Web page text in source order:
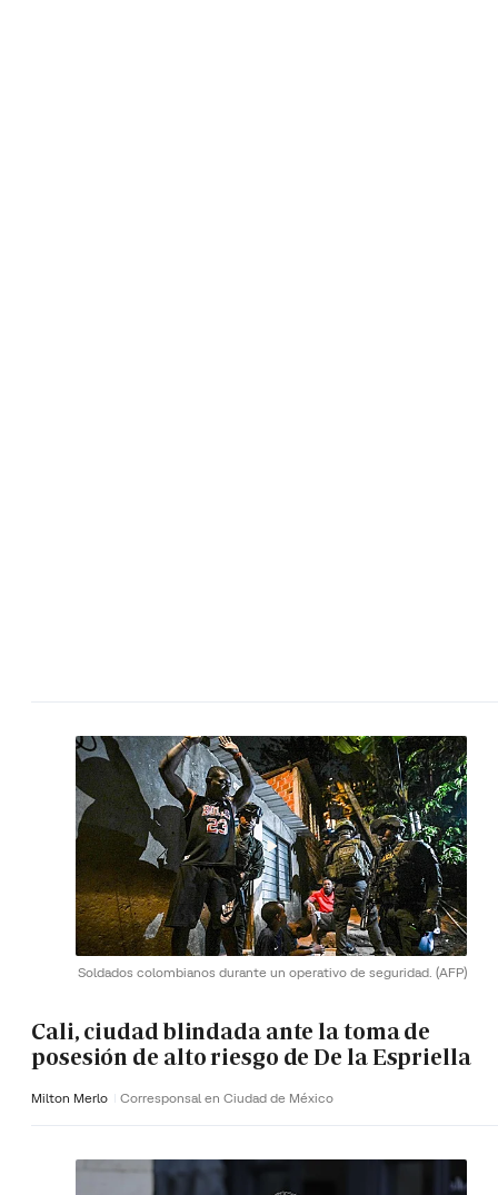
Soldados colombianos durante un operativo de seguridad. (AFP)
Cali, ciudad blindada ante la toma de
posesión de alto riesgo de De la Espriella
Milton Merlo Corresponsal en Ciudad de México